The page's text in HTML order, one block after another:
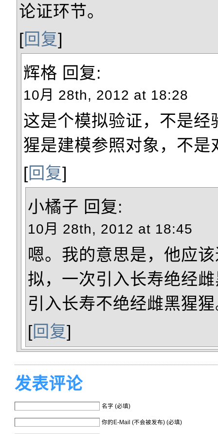
论证环节。
[回复]
辉格 回复:
10月 28th, 2012 at 18:28
这是个模拟验证，不是经
猩是建模参照对象，不是
[回复]
小橘子 回复:
10月 28th, 2012 at 18:45
嗯。我的意思是，他应
拟，一次引入长寿绝经
引入长寿不绝经雌黑猩
[回复]
发表评论
名字 (必填)
你的E-Mail (不会被发布) (必填)